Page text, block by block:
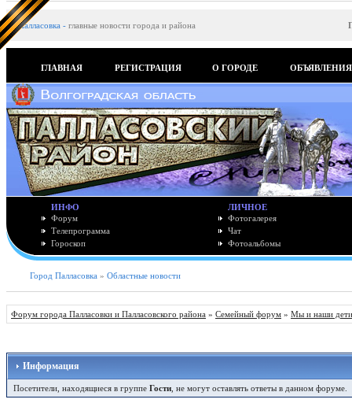
Палласовка - главные новости города и района
ГЛАВНАЯ РЕГИСТРАЦИЯ О ГОРОДЕ ОБЪЯВЛЕНИЯ
ИНФО
Форум
Телепрограмма
Гороскоп
ЛИЧНОЕ
Фотогалерея
Чат
Фотоальбомы
Город Палласовка » Областные новости
Форум города Палласовки и Палласовского района » Семейный форум » Мы и наши дети
Информация
Посетители, находящиеся в группе Гости , не могут оставлять ответы в данном форуме.